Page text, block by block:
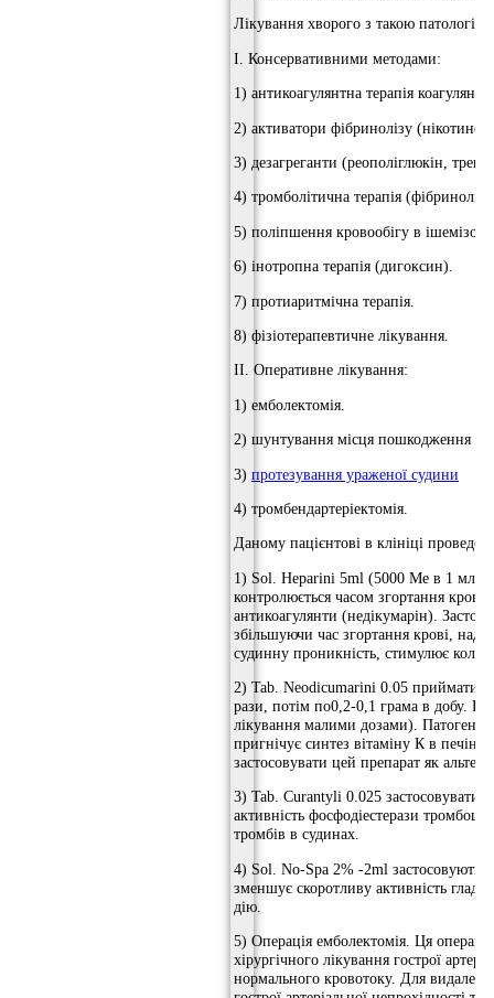
Лікування хворого з такою
I. Консервативними методами:
1) антикоагулянтна терапія
2) активатори фібринолізу
3) дезагреганти (реополіглюкін,
4) тромболітична терапія
5) поліпшення кровообігу в
6) інотропна терапія (дигоксин).
7) протиаритмічна терапія.
8) фізіотерапевтичне лікування.
II. Оперативне лікування:
1) емболектомія.
2) шунтування місця пошкодження
3) протезування ураженої судини
4) тромбендартеріектомія.
Даному пацієнтові в клініці
1) Sol. Heparini 5ml (5000 Ме в 1 мл).
контролюється часом згортання
антикоагулянти (недікумарін).
збільшуючи час згортання крові,
судинну проникність, стимулює
2) Tab. Neodicumarini 0.05 приймати
рази, потім по0,2-0,1 грама в добу.
лікування малими дозами).
пригнічує синтез вітаміну К в
застосовувати цей препарат як
3) Tab. Curantyli 0.025 застосовувати
активність фосфодіестерази
тромбів в судинах.
4) Sol. No-Spa 2% -2ml
зменшує скоротливу активність
дію.
5) Операція емболектомія. Ця
хірургічного лікування гострої
нормального кровотоку. Для